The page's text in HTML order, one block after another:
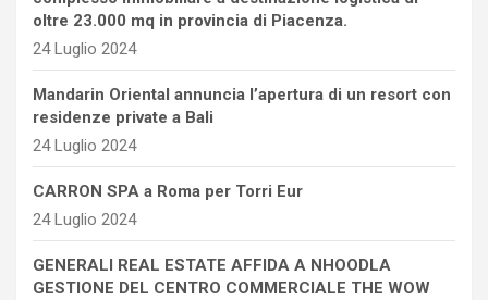
oltre 23.000 mq in provincia di Piacenza.
24 Luglio 2024
Mandarin Oriental annuncia l’apertura di un resort con
residenze private a Bali
24 Luglio 2024
CARRON SPA a Roma per Torri Eur
24 Luglio 2024
GENERALI REAL ESTATE AFFIDA A NHOODLA
GESTIONE DEL CENTRO COMMERCIALE THE WOW